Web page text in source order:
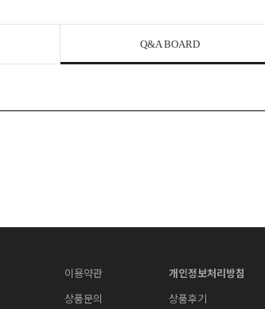
Q&A BOARD
이용약관 개인정보처리방침
상품문의 상품후기